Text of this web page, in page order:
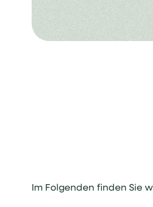
Im Folgenden finden Sie